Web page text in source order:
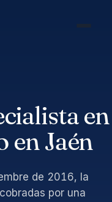
en
en Jaén
de 2016, la
por una